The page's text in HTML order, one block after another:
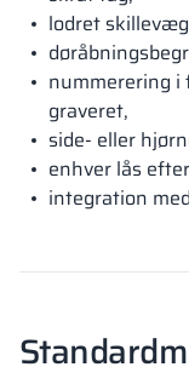
lodret
nummerering
graveret,
side- eller
enhver lås
integration